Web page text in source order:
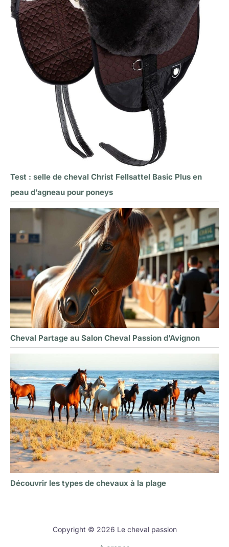
Test : selle de cheval Christ Fellsattel Basic Plus en
peau d’agneau pour poneys
Cheval Partage au Salon Cheval Passion d’Avignon
Découvrir les types de chevaux à la plage
Copyright © 2026 Le cheval passion